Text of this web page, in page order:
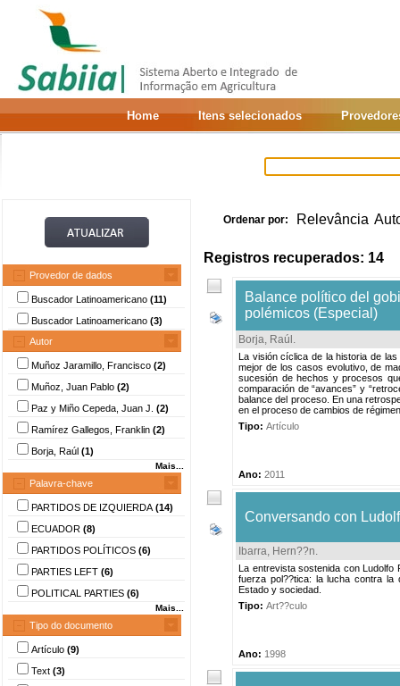
Home Itens selecionados
Provedor de dados
Buscador Latinoamericano (11)
Buscador Latinoamericano (3)
Autor
Muñoz Jaramillo, Francisco (2)
Muñoz, Juan Pablo (2)
Paz y Miño Cepeda, Juan J. (2)
Ramírez Gallegos, Franklin (2)
Borja, Raúl (1)
Mais...
Palavra-chave
PARTIDOS DE IZQUIERDA (14)
ECUADOR (8)
PARTIDOS POLÍTICOS (6)
PARTIES LEFT (6)
POLITICAL PARTIES (6)
Mais...
Tipo do documento
Artículo (9)
Text (3)
Ordenar por: Relevância
Registros recuperados: 14
Balance político del
polémicos (Especial)
Borja, Raúl .
La visión cíclica de la historia de
mejor de los casos evolutivo, de
sucesión de hechos y procesos
comparación de “avances” y
balance del proceso. En una
en el proceso de cambios de
Tipo: Artículo
Ano: 2011
Conversando con
Ibarra, Hern??n.
La entrevista sostenida con Ludolfo
fuerza pol??tica: la lucha contra la
Estado y sociedad.
Tipo: Art??culo
Ano: 1998